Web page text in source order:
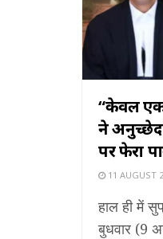
“केवल एक
ने
पर फेरा
11 AUGUST
हाल ही में
बुधवार (9